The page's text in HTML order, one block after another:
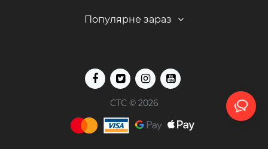
Популярне зараз
СТС © 2026